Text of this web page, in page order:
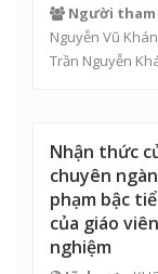
Người tham
Nguyễn Vũ
Trần Nguyễn
Nhận thức
chuyên
phạm bậc
của giáo
nghiệm